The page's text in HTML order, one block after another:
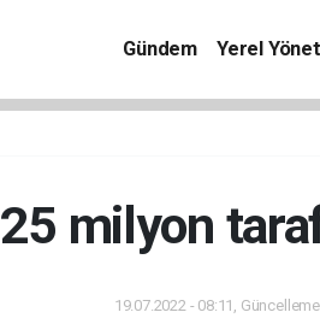
Gündem Yerel
25 milyon
19.07.2022 - 08:11,